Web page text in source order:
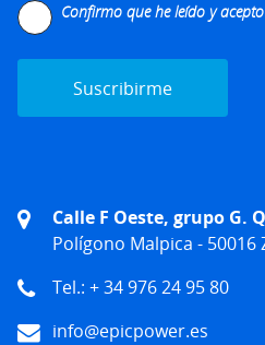
Confirmo que he leído y
Calle F Oeste, grupo G.
Polígono Malpica - 50016
Tel.: + 34 976 24 95 80
info@epicpower.es